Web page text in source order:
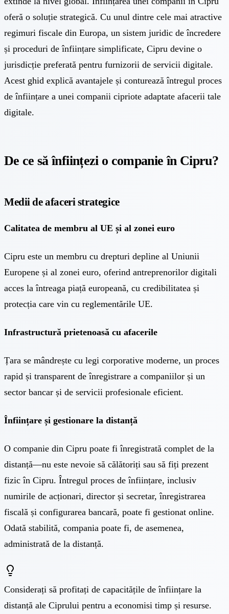
oferă o soluție strategică. Cu unul dintre cele mai atractive
regimuri fiscale din Europa, un sistem juridic de încredere
și proceduri de înființare simplificate, Cipru devine o
jurisdicție preferată pentru furnizorii de servicii digitale.
Acest ghid explică avantajele și conturează întregul proces
de înființare a unei companii cipriote adaptate afacerii tale
digitale.
De ce să înființezi o companie în Cipru?
Medii de afaceri strategice
Calitatea de membru al UE și al zonei euro
Cipru este un membru cu drepturi depline al Uniunii
Europene și al zonei euro, oferind antreprenorilor digitali
acces la întreaga piață europeană, cu credibilitatea și
protecția care vin cu reglementările UE.
Infrastructură prietenoasă cu afacerile
Țara se mândrește cu legi corporative moderne, un proces
rapid și transparent de înregistrare a companiilor și un
sector bancar și de servicii profesionale eficient.
Înființare și gestionare la distanță
O companie din Cipru poate fi înregistrată complet de la
distanță—nu este nevoie să călătoriți sau să fiți prezent
fizic în Cipru. Întregul proces de înființare, inclusiv
numirile de acționari, director și secretar,înregistrarea
fiscală și configurarea bancară, poate fi gestionat online.
Odată stabilită, compania poate fi, de asemenea,
administrată de la distanță.
Considerați să profitați de capacitățile de înființare la
distanță ale Ciprului pentru a economisi timp și resurse.